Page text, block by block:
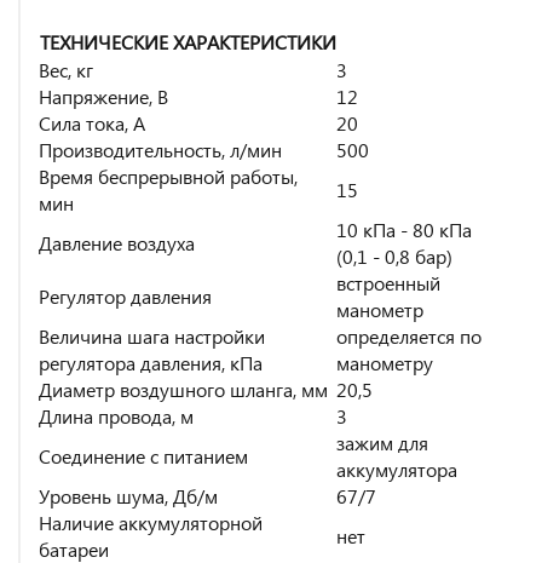
ТЕХНИЧЕСКИЕ ХАРАКТЕРИСТИКИ
Вес, кг
3
Напряжение, В
12
Сила тока, А
20
Производительность, л/мин
500
Время беспрерывной работы,
мин
15
Давление воздуха
10 кПа - 80 кПа
(0,1 - 0,8 бар)
Регулятор давления
встроенный
манометр
Величина шага настройки
регулятора давления, кПа
определяется по
манометру
Диаметр воздушного шланга, мм 20,5
Длина провода, м
3
Соединение с питанием
зажим для
аккумулятора
Уровень шума, Дб/м
67/7
Наличие аккумуляторной
батареи
нет